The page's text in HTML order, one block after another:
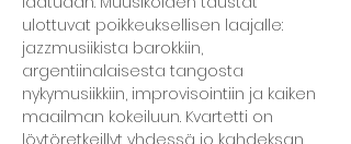
ulottuvat poikkeuksellisen laajalle:
jazzmusiikista barokkiin,
argentiinalaisesta tangosta
nykymusiikkiin, improvisointiin ja kaiken
maailman kokeiluun. Kvartetti on
löytöretkeillyt yhdessä jo kahdeksan